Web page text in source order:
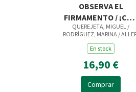
OBSERVA EL
FIRMAMENTO / ¡CON
PÓSTER DE REGALO!
UNA COMPLETA
PARA RECONOCER
QUEREJETA, MIGUEL /
RODRÍGUEZ, MARINA /
En stock
16,90 €
Comprar